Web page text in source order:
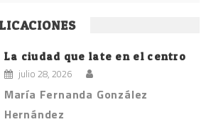
La ciudad que late en el centro
julio 28, 2026
María Fernanda González
Hernández